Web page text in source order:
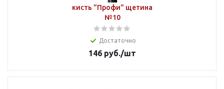
кисть "Профи" щетина
№10
Достаточно
146 руб./шт